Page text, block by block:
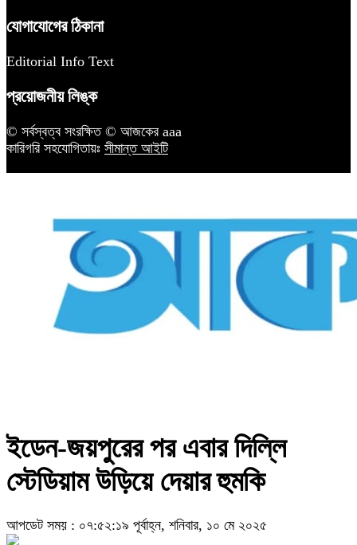
যোগাযোগের ঠিকানা
Editorial Info Text
প্রয়োজনীয় লিঙ্ক
© সর্বস্বত্ব সংরক্ষিত © আজকের aaa
কারিগরি সহযোগিতায়ঃ সীমান্ত আইটি
ইডেন-জয়পুরের পর এবার দিল্লি
স্টেডিয়াম উড়িয়ে দেয়ার হুমকি
আপডেট সময় : ০৭:৫২:১৯ পূর্বাহ্ন, শনিবার, ১০ মে ২০২৫